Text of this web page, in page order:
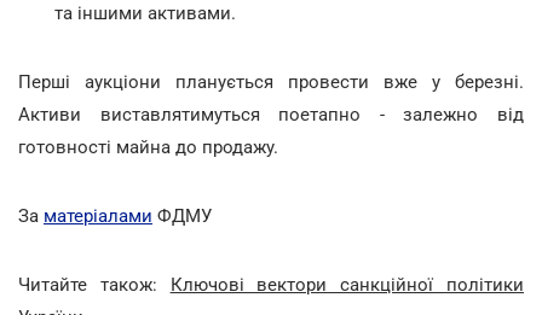
та іншими активами.
Перші аукціони планується провести вже у березні.
Активи виставлятимуться поетапно - залежно від
готовності майна до продажу.
За матеріалами ФДМУ
Читайте також: Ключові вектори санкційної політики